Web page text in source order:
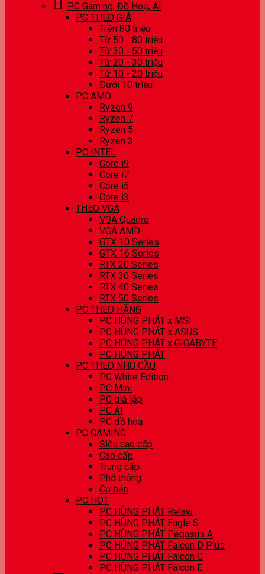
PC Gaming, Đồ Hoạ, AI
PC THEO GIÁ
Trên 80 triệu
Từ 50 - 80 triệu
Từ 30 - 50 triệu
Từ 20 - 30 triệu
Từ 10 - 20 triệu
Dưới 10 triệu
PC AMD
Ryzen 9
Ryzen 7
Ryzen 5
Ryzen 3
PC INTEL
Core i9
Core i7
Core i5
Core i3
THEO VGA
VGA Quadro
VGA AMD
GTX 10 Series
GTX 16 Series
RTX 20 Series
RTX 30 Series
RTX 40 Series
RTX 50 Series
PC THEO HÃNG
PC HÙNG PHÁT x MSI
PC HÙNG PHÁT x ASUS
PC HÙNG PHÁT x GIGABYTE
PC HÙNG PHÁT
PC THEO NHU CẦU
PC White Edition
PC Mini
PC giả lập
PC AI
PC đồ hoạ
PC GAMING
Siêu cao cấp
Cao cấp
Trung cấp
Phổ thông
Cơ bản
PC HOT
PC HÙNG PHÁT Relaw
PC HÙNG PHÁT Eagle S
PC HÙNG PHÁT Pegasus A
PC HÙNG PHÁT Falcon D Plus
PC HÙNG PHÁT Falcon C
PC HÙNG PHÁT Falcon E